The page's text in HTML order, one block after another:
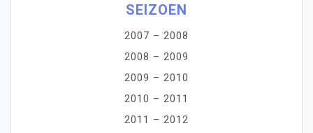
SEIZOEN
2007 – 2008
2008 – 2009
2009 – 2010
2010 – 2011
2011 – 2012